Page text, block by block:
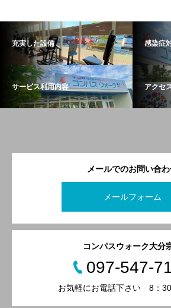
充実した設備 感染症
サービス利用内容 アクセ
メールでのお問い合
メールフォーム
コンパスウォーク大分
097-547-
お気軽にお電話下さい 8：